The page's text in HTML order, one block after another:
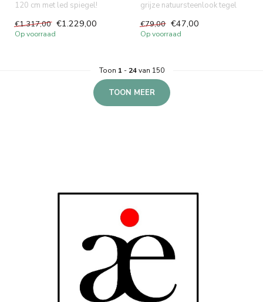
120 cm met led spiegel!
Greeploze 2 laden soft close
la...
€1.317,00 €1.229,00
Op voorraad
grijze natuursteenlook tegel
van 60x120 cm. Dankzi...
€79,00 €47,00
Op voorraad
Toon 1 - 24van 150
TOON MEER